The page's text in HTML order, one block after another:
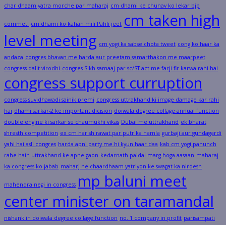
char dhaam yatra morche par maharaj cm dhami ke chunav ko lekar bjp
commeti cm dhami ko kahan mili Pahli jeet cm taken high
level meeting cm yogi ka sabse chota tweet cong ko haar ka
andaza congres bhavan me harda aur preetam samarthakon me maarpeet
congress dalit virodhi congres Sikh samaaj par sc/ST act me farji fir karwa rahi hai
congress support curruption
congress suvidhawadi sainik premi congress uttrakhand ki image damage kar rahi
hai dhami sarkar-2 ke important dicision doiwala degree collage annual function
double engine ki sarkar se chaumukhi vikas Dubai me uttrakhand ek bharat
shresth competition ex cm harish rawat par putr ka hamla gurbaji aur gundagardi
yahi hai asli congres harda apni party me hi kyun haar daa kab cm yogi pahunch
rahe hain uttrakhand ke apne gaon kedarnath paidal marg hoga aasaan maharaj
ka congress ko jabab maharj ne chaardhaam yatriyon ke swagat ka nirdesh
mahendra negi in congress mp baluni meet
center minister on taramandal
nishank in doiwala degree collage function no. 1 company in profit parisampati